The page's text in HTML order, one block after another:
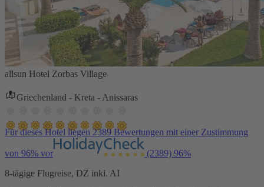
allsun Hotel Zorbas Village
Griechenland - Kreta - Anissaras
Für dieses Hotel liegen 2389 Bewertungen mit einer Zustimmung
von 96% vor (2389) 96%
8-tägige Flugreise, DZ inkl. AI